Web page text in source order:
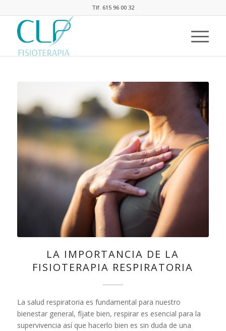
Tlf. 615 96 00 32
LA IMPORTANCIA DE LA
FISIOTERAPIA RESPIRATORIA
La salud respiratoria es fundamental para nuestro
bienestar general, fíjate bien, respirar es esencial para la
supervivencia así que hacerlo bien es sin duda de una